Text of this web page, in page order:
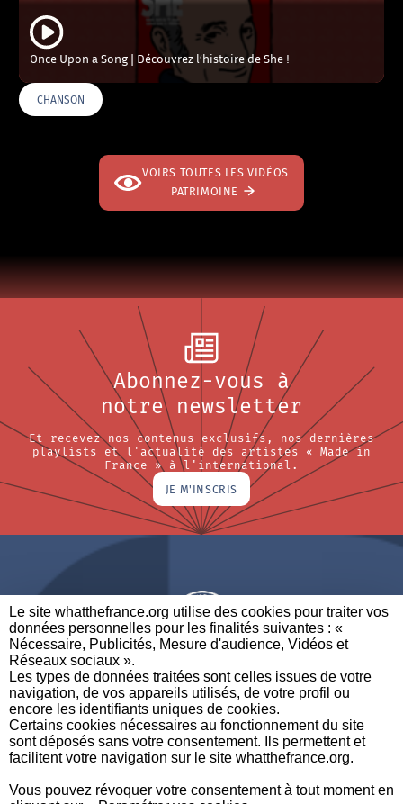
Le site whatthefrance.org utilise des cookies pour traiter vos
données personnelles pour les finalités suivantes : «
Nécessaire, Publicités, Mesure d'audience, Vidéos et
Réseaux sociaux ». ​
Les types de données traitées sont celles issues de votre
navigation, de vos appareils utilisés, de votre profil ou
encore les identifiants uniques de cookies. ​
Certains cookies nécessaires au fonctionnement du site
sont déposés sans votre consentement. Ils permettent et
facilitent votre navigation sur le site whatthefrance.org. ​
Vous pouvez révoquer votre consentement à tout moment en
Once Upon a Song | Découvrez l’histoire de She !
CHANSON
VOIRS TOUTES LES VIDÉOS
PATRIMOINE
Abonnez-vous à
notre newsletter
Et recevez nos contenus exclusifs, nos dernières
playlists et l'actualité des artistes « Made in
France » à l'international.
JE M'INSCRIS
A BRAND OF
PARTENAIRES CONTACTEZ-NOUS MENTIONS LÉGALES
CREDITS|À
|POLITIQUE DE
|PRÉFÉRENCES DE